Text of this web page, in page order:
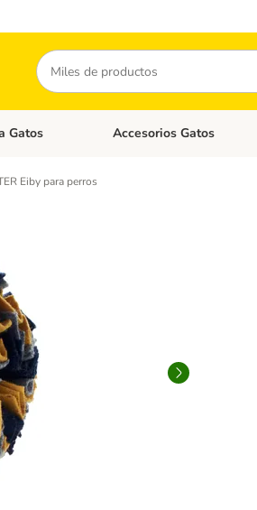
Buscar
categoria abierto: Accesorios Perros
Gatos Menú de categoria abierto:
Accesorios Gatos
Eiby para perros